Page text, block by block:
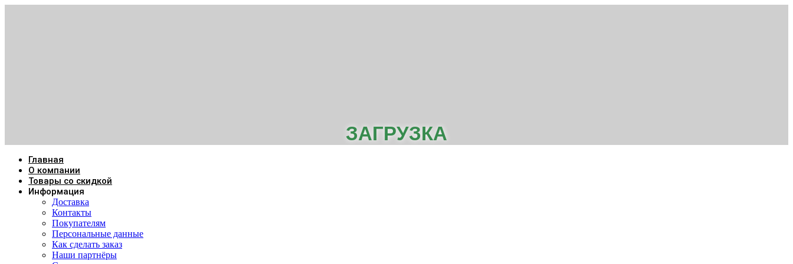
ЗАГРУЗКА
Главная
О компании
Товары со скидкой
Информация
Доставка
Контакты
Покупателям
Персональные данные
Как сделать заказ
Наши партнёры